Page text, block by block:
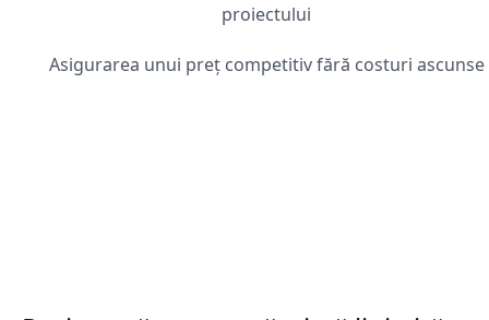
proiectului
Asigurarea unui preț competitiv fără costuri ascunse